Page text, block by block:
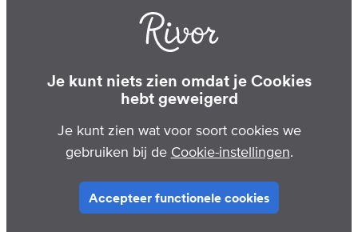
Je kunt niets zien omdat je Cookies
hebt geweigerd
Je kunt zien wat voor soort cookies we
gebruiken bij de Cookie-instellingen.
Accepteer functionele cookies